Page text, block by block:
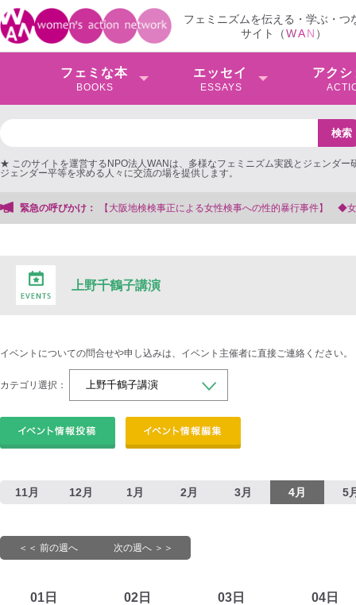
フェミニズムを伝える・学ぶ・つ
サイト（WAN ）
フェミな本
BOOKS
エッセイ
ESSAYS
アクシ
★ このサイトを運営するNPO法人WANは、多様なフェミニズム実践とジェンダー
ジェンダー平等を求める人々に交流の場を提供します。
緊急の呼びかけ：
【大阪地検検事正による女性検事への性的暴行事件】 ◆女性検事を支援
上野千鶴子講演
イベントについての問合せや申し込みは、イベント主催者に直接ご連絡ください。
カテゴリ選択：
11月 12月 1月 2月 3月 4月 5
＜＜ 前の週へ 次の週へ ＞＞
01日 02日 03日 04日